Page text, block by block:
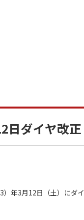
ダイヤ改正
年3月12日（土）にダイ